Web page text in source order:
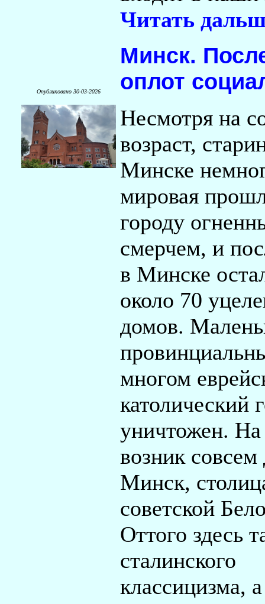
Читать
Опубликовано 30-03-2026
Минск.
оплот
Несмотря на
возраст,
Минске
мировая
городу
смерчем, и
в Минске
около 70
домов.
многом
католический
уничтожен. На
возник совсем
Минск,
советской
Оттого здесь
сталинского
классицизма,